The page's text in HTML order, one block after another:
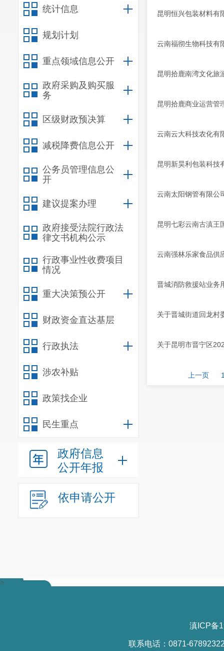
统计信息
规划计划
重点领域信息公开
政府采购及购买服
务
区级财政预决算
减税降费信息公开
公务员管理信息公
开
建议提案办理
政府接受法院行政法
律文书机构公示
行政事业性收费项目
情况
重大决策预公开
财政资金直达基层
行政执法
涉农补贴
政策找企业
民生重点
政府信息
公开年报
依申请公开
昆明恒兴包装材料有
云南福彻生物科技有
昆明拾鹿南湾文化旅
昆明拾鹿商业运营管
云南云大科技农化有
昆明新昊利包装科技
云南太阳钢管有限公
昆明七彩云南古滇王
云南强林乐家食品供
晋城消防救援站业务
关于晋城街道回龙村
关于昆明市晋宁区
上一页
>
滇ICP备
联系电话：0871-